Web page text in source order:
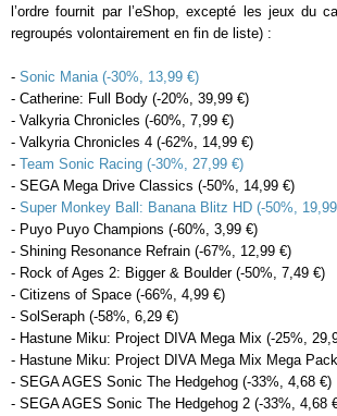
l’ordre fournit par l’eShop, excepté les jeux du
regroupés volontairement en fin de liste) :
- Sonic Mania (-30%, 13,99 €)
- Catherine: Full Body (-20%, 39,99 €)
- Valkyria Chronicles (-60%, 7,99 €)
- Valkyria Chronicles 4 (-62%, 14,99 €)
- Team Sonic Racing (-30%, 27,99 €)
- SEGA Mega Drive Classics (-50%, 14,99 €)
- Super Monkey Ball: Banana Blitz HD (-50%,
- Puyo Puyo Champions (-60%, 3,99 €)
- Shining Resonance Refrain (-67%, 12,99 €)
- Rock of Ages 2: Bigger & Boulder (-50%, 7,49 €)
- Citizens of Space (-66%, 4,99 €)
- SolSeraph (-58%, 6,29 €)
- Hastune Miku: Project DIVA Mega Mix (-25%,
- Hastune Miku: Project DIVA Mega Mix Mega
- SEGA AGES Sonic The Hedgehog (-33%, 4,68 €)
- SEGA AGES Sonic The Hedgehog 2 (-33%, 4,68